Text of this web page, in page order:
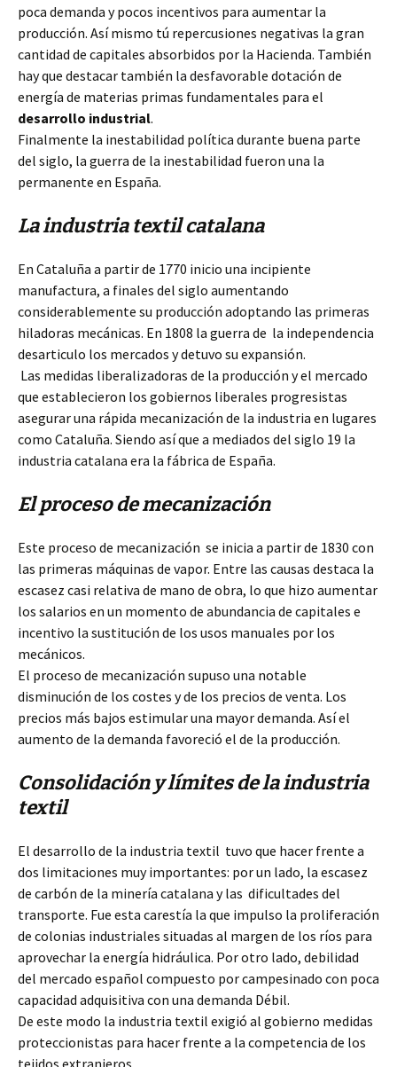
poca demanda y pocos incentivos para aumentar la
producción. Así mismo tú repercusiones negativas la gran
cantidad de capitales absorbidos por la Hacienda. También
hay que destacar también la desfavorable dotación de
energía de materias primas fundamentales para el
desarrollo industrial.
Finalmente la inestabilidad política durante buena parte
del siglo, la guerra de la inestabilidad fueron una la
permanente en España.
La industria textil catalana
En Cataluña a partir de 1770 inicio una incipiente
manufactura, a finales del siglo aumentando
considerablemente su producción adoptando las primeras
hiladoras mecánicas. En 1808 la guerra de la independencia
desarticulo los mercados y detuvo su expansión.
Las medidas liberalizadoras de la producción y el mercado
que establecieron los gobiernos liberales progresistas
asegurar una rápida mecanización de la industria en lugares
como Cataluña. Siendo así que a mediados del siglo 19 la
industria catalana era la fábrica de España.
El proceso de mecanización
Este proceso de mecanización se inicia a partir de 1830 con
las primeras máquinas de vapor. Entre las causas destaca la
escasez casi relativa de mano de obra, lo que hizo aumentar
los salarios en un momento de abundancia de capitales e
incentivo la sustitución de los usos manuales por los
mecánicos.
El proceso de mecanización supuso una notable
disminución de los costes y de los precios de venta. Los
precios más bajos estimular una mayor demanda. Así el
aumento de la demanda favoreció el de la producción.
Consolidación y límites de la industria
textil
El desarrollo de la industria textil tuvo que hacer frente a
dos limitaciones muy importantes: por un lado, la escasez
de carbón de la minería catalana y las dificultades del
transporte. Fue esta carestía la que impulso la proliferación
de colonias industriales situadas al margen de los ríos para
aprovechar la energía hidráulica. Por otro lado, debilidad
del mercado español compuesto por campesinado con poca
capacidad adquisitiva con una demanda Débil.
De este modo la industria textil exigió al gobierno medidas
proteccionistas para hacer frente a la competencia de los
tejidos extranjeros.